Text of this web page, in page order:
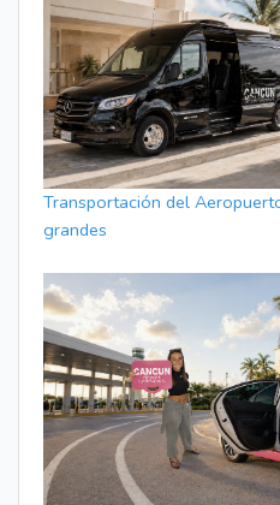
Transportación del
grandes